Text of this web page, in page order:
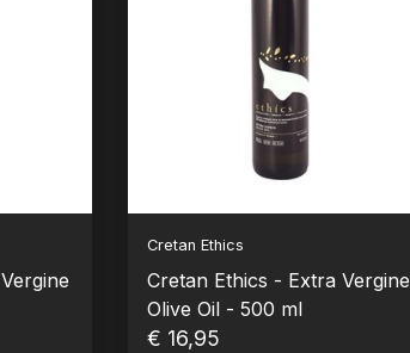
Cretan Ethics
Cretan Ethics - Extra Vergine
Olive Oil - 500 ml
€ 16,95